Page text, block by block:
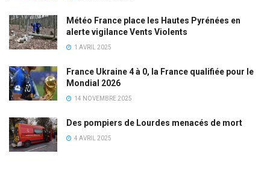
Météo France place les Hautes Pyrénées en
alerte vigilance Vents Violents
1 AVRIL 2025
France Ukraine 4 à 0, la France qualifiée pour le
Mondial 2026
14 NOVEMBRE 2025
Des pompiers de Lourdes menacés de mort
4 AVRIL 2025